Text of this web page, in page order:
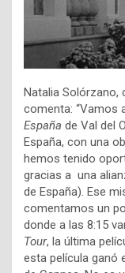
Natalia Solórzano,
comenta: “Vamos
España de Val del
España, con una
hemos tenido
gracias a una
de España). Ese
comentamos un
donde a las 8:15
Tour, la última
esta película ganó